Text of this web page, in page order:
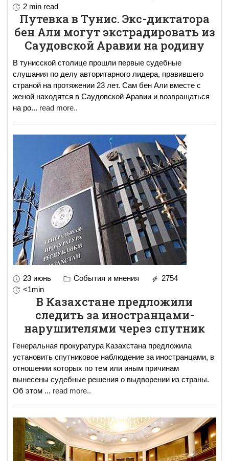
2 min read
Путевка в Тунис. Экс-диктатора
бен Али могут экстрадировать из
Саудовской Аравии на родину
В тунисской столице прошли первые судебные
слушания по делу авторитарного лидера, правившего
страной на протяжении 23 лет. Сам бен Али вместе с
женой находятся в Саудовской Аравии и возвращаться
на ро... read more..
23 июнь События и мнения
2754
<1min
В Казахстане предложили
следить за иностранцами-
нарушителями через спутник
Генеральная прокуратура Казахстана предложила
установить спутниковое наблюдение за иностранцами, в
отношении которых по тем или иным причинам
вынесены судебные решения о выдворении из страны.
Об этом ... read more..